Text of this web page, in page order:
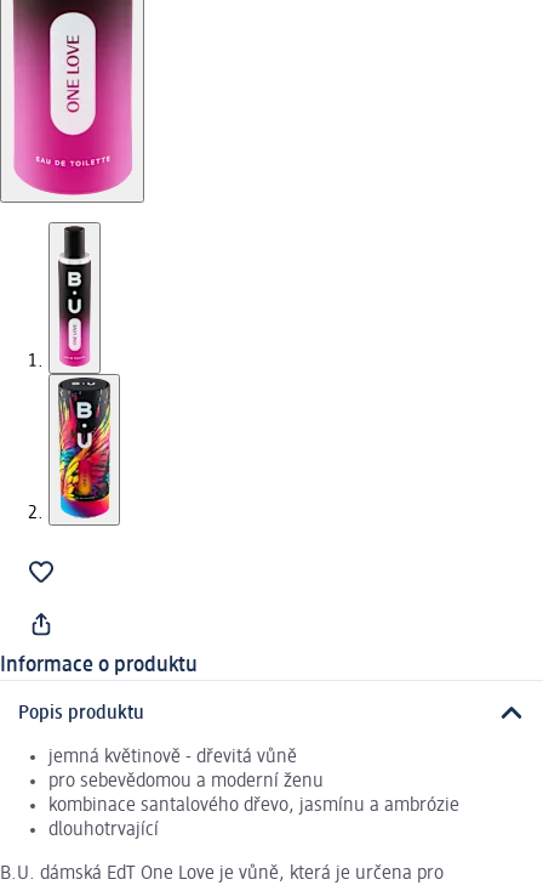
Informace o produktu
Popis produktu
jemná květinově - dřevitá vůně
pro sebevědomou a moderní ženu
kombinace santalového dřevo, jasmínu a ambrózie
dlouhotrvající
B.U. dámská EdT One Love je vůně, která je určena pro